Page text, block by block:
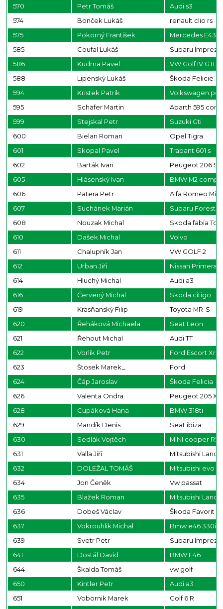
570
Petr Tomáš
Audi s3
574
Bonček Lukáš
renault clio rs
575
Pokorný František
Mercedes E43
585
Coufal Lukáš
Subaru Impreza
586
Kudrna Pavel
VW Golf IV GTI
588
Lipenský Lukáš
Škoda Felicie
594
Kristek Patrik
Volkswagen
595
Schäfer Martin
Abarth 595
599
Stejskal Petr
Suzuki Gti
600
Bielan Roman
Opel Tigra
601
Skopal Pavel
Trabant 601 s
602
Barták Ivan
Peugeot 206
605
Hlásenský Ivan
BMW M2
606
Patera Petr
Alfa Romeo Mito
607
Suchánek Marián
Subaru Forester
608
Nouzak Michal
Skoda fabia Tdi
610
Dašek Michal
Volvo
611
Chalupník Jan
VW GOLF 2
612
Urban Jiří
Nissan Primera
614
Hluchý Michal
Audi a3
616
Červený Michal
Skoda citigo
619
Krasňanský Filip
Toyota MR-S
620
Řeháková Michaela
Seat Leon
621
Řehout Michal
Audi TT
622
Vorlík Petr
Ford Escort Xr3
623
Štosek Marek_
Ford
624
Čáp Jaroslav
Škoda Felicia
626
Valenta Ondra
Peugeot 205 XS
628
Cupáková Hana
BMW 318ti
629
Mandík Denis
Seat ibiza
630
Sedlák Vojtěch
MINI cooper R53
631
Valla Jiří
Mitsubishi
632
DOLEŽAL TOMÁŠ
Mitsubishi evo 8
634
Jon Čeněk
Vw passat
635
Blažek Roman
Mitsubishi
636
Dobeš Václav
Škoda Favorit
637
Vokrouhlik Michal
Bmw e46 330i
639
Svetr Petr
Subaru Impreza
641
Dostál David
BMW E46
644
Škalda Tomáš
vw golf
650
Kintler Petr
Audi a3
651
Vobornik Marek
Golf 6 R